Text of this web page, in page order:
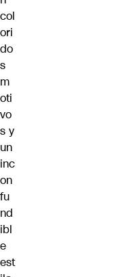
col
ori
do
s
m
oti
vo
s y
un
inc
on
fu
nd
ibl
e
est